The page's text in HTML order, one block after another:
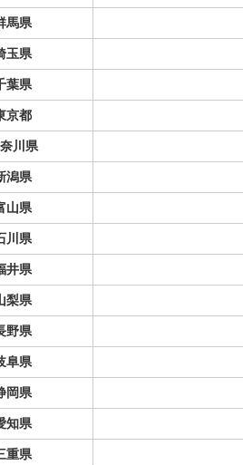
馬県
玉県
葉県
京都
川県
潟県
山県
川県
井県
梨県
野県
阜県
岡県
知県
重県